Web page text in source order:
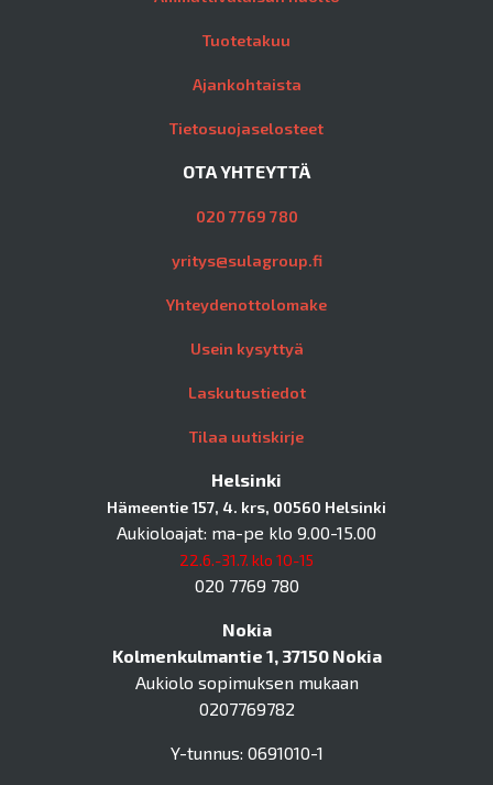
Tuotetakuu
Ajankohtaista
Tietosuojaselosteet
OTA YHTEYTTÄ
020 7769 780
yritys@sulagroup.fi
Yhteydenottolomake
Usein kysyttyä
Laskutustiedot
Tilaa uutiskirje
Helsinki
Hämeentie 157, 4. krs, 00560 Helsinki
Aukioloajat: ma-pe klo 9.00-15.00
22.6.-31.7. klo 10-15
020 7769 780
Nokia
Kolmenkulmantie 1, 37150 Nokia
Aukiolo sopimuksen mukaan
0207769782
Y-tunnus: 0691010-1